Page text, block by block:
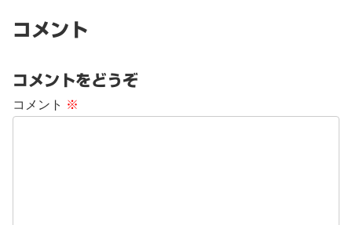
コメント
コメントをどうぞ
コメント ※